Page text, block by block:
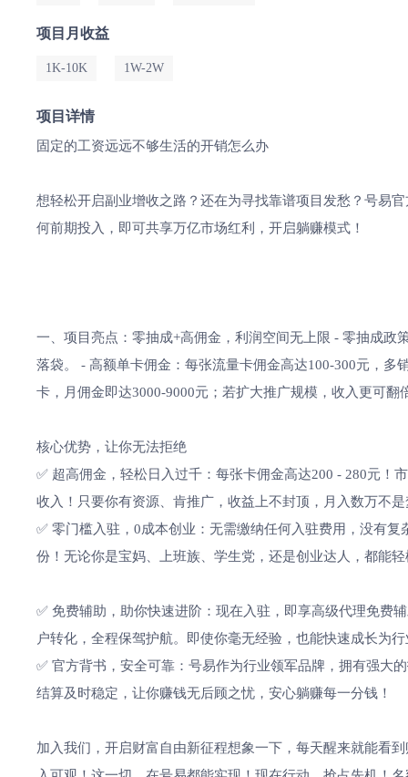
项目月收益
1K-10K 1W-2W
项目详情
固定的工资远远不够生活的开销怎么办
想轻松开启副业增收之路？还在为寻找靠谱项目发愁？号易
何前期投入，即可共享万亿市场红利，开启躺赚模式！
一、项目亮点：零抽成+高佣金，利润空间无上限 - 零抽成政
落袋。 - 高额单卡佣金：每张流量卡佣金高达100-300元，
卡，月佣金即达3000-9000元；若扩大推广规模，收入更可翻
核心优势，让你无法拒绝
✅ 超高佣金，轻松日入过千：每张卡佣金高达200 - 280元！
收入！只要你有资源、肯推广，收益上不封顶，月入数万不是
✅ 零门槛入驻，0成本创业：无需缴纳任何入驻费用，没有
份！无论你是宝妈、上班族、学生党，还是创业达人，都能
✅ 免费辅助，助你快速进阶：现在入驻，即享高级代理免费
户转化，全程保驾护航。即使你毫无经验，也能快速成长为
✅ 官方背书，安全可靠：号易作为行业领军品牌，拥有强大
结算及时稳定，让你赚钱无后顾之忧，安心躺赚每一分钱！
加入我们，开启财富自由新征程想象一下，每天醒来就能看